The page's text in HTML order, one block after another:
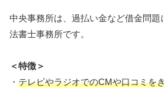
中央事務所は、過払い金など借金問題
法書士事務所です。
＜特徴＞
・ テレビやラジオでのCMや口コミを